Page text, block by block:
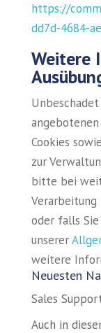
https://
dd7d-4684-
Weitere
Cookies
zur
bitte bei
oder falls
unserer
weitere
Neuesten
Sales
Auch in